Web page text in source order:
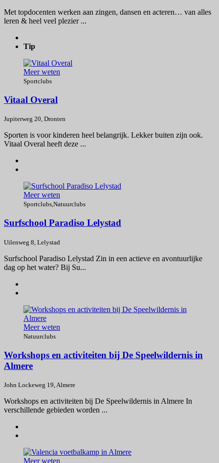
Met topdocenten werken aan zingen, dansen en acteren… van alles
leren & heel veel plezier ...
Tip
Meer weten
Sportclubs
Vitaal Overal
Jupiterweg 20, Dronten
Sporten is voor kinderen heel belangrijk. Lekker buiten zijn ook.
Vitaal Overal heeft deze ...
Meer weten
Sportclubs,Natuurclubs
Surfschool Paradiso Lelystad
Uilenweg 8, Lelystad
Surfschool Paradiso Lelystad Zin in een actieve en avontuurlijke
dag op het water? Bij Su...
Meer weten
Natuurclubs
Workshops en activiteiten bij De Speelwildernis in
Almere
John Lockeweg 19, Almere
Workshops en activiteiten bij De Speelwildernis in Almere In
verschillende gebieden worden ...
Meer weten